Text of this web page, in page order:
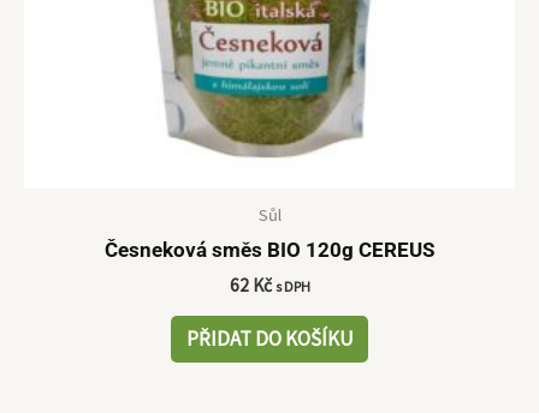
Sůl
Česneková směs BIO 120g CEREUS
62 Kč s DPH
PŘIDAT DO KOŠÍKU